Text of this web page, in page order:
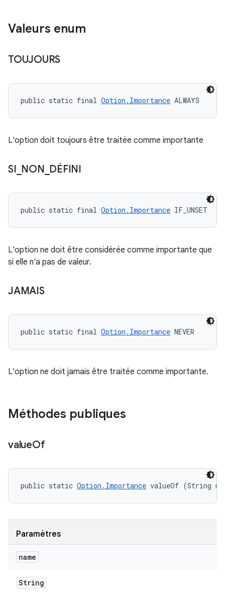
Valeurs enum
TOUJOURS
public static final Option.Importance ALWAYS
L'option doit toujours être traitée comme importante
SI NON DÉFINI
public static final Option.Importance IF_UNSET
L'option ne doit être considérée comme importante que
si elle n'a pas de valeur.
JAMAIS
public static final Option.Importance NEVER
L'option ne doit jamais être traitée comme importante.
Méthodes publiques
valueOf
public static Option.Importance valueOf (String
Paramètres
name
String